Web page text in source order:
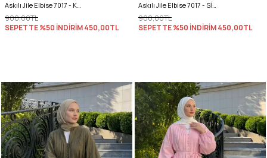
Askılı Jile Elbise 7017 - KAHVERENGİ
900,00TL
SEPETTE %50 İNDİRİM450,00TL
Askılı Jile Elbise 7017 - SİYAH
900,00TL
SEPETTE %50 İNDİRİM450,00TL